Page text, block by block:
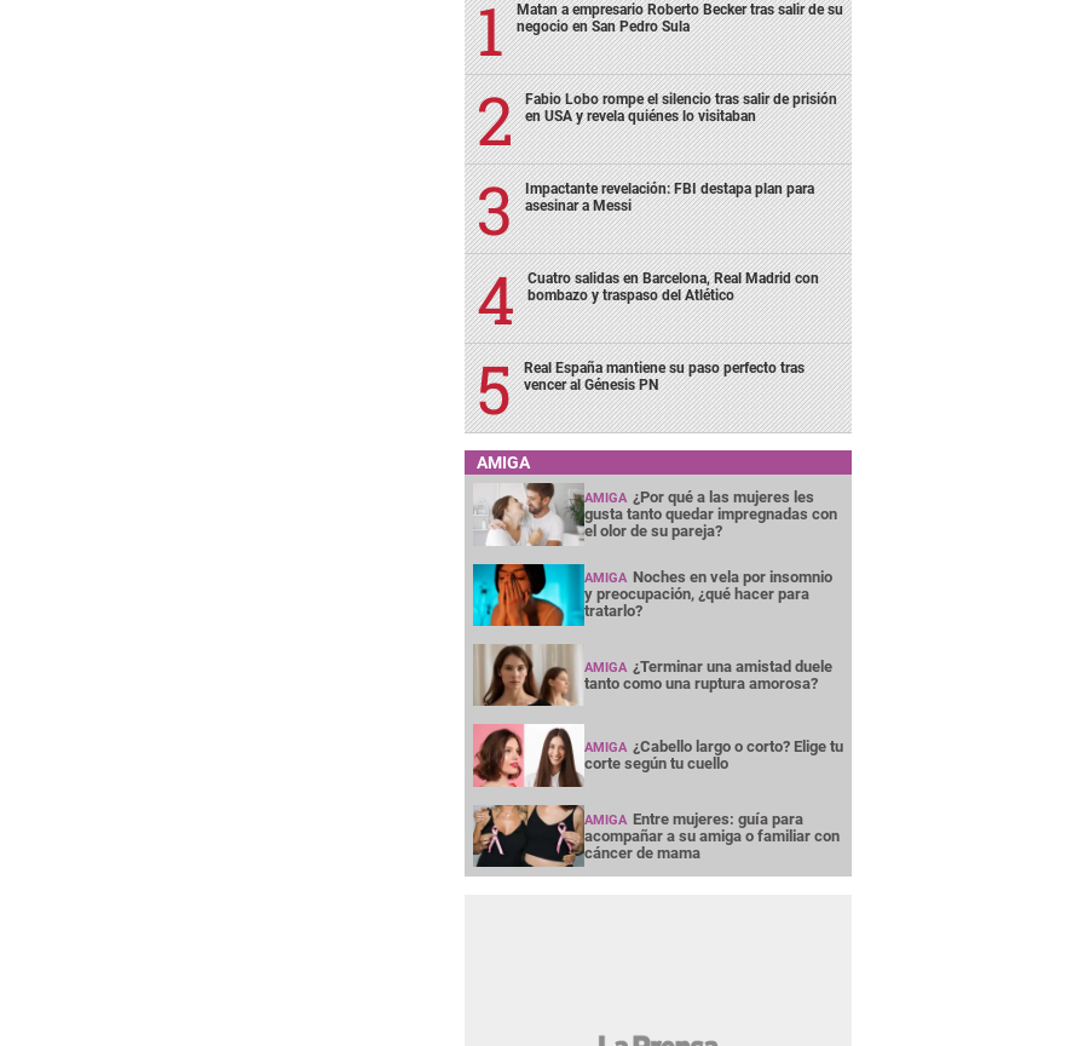
Matan a empresario Roberto Becker tras salir de su
negocio en San Pedro Sula
Fabio Lobo rompe el silencio tras salir de prisión
en USA y revela quiénes lo visitaban
Impactante revelación: FBI destapa plan para
asesinar a Messi
Cuatro salidas en Barcelona, Real Madrid con
bombazo y traspaso del Atlético
Real España mantiene su paso perfecto tras
vencer al Génesis PN
AMIGA
AMIGA ¿Por qué a las mujeres les
gusta tanto quedar impregnadas con
el olor de su pareja?
AMIGA Noches en vela por insomnio
y preocupación, ¿qué hacer para
tratarlo?
AMIGA ¿Terminar una amistad duele
tanto como una ruptura amorosa?
AMIGA ¿Cabello largo o corto? Elige tu
corte según tu cuello
AMIGA Entre mujeres: guía para
acompañar a su amiga o familiar con
cáncer de mama